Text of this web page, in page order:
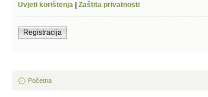
Uvjeti korištenja
Zaštita privatnosti
Registracija
Početna